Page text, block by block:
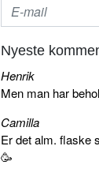
Nyeste
Henrik
Men man har
Camilla
Er det alm. flaske
🥳